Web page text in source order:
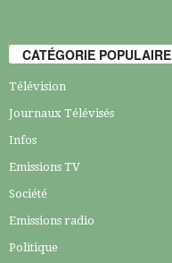
CATÉGORIE POPULAIRE
Télévision
Journaux Télévisés
Infos
Emissions TV
Société
Emissions radio
Politique